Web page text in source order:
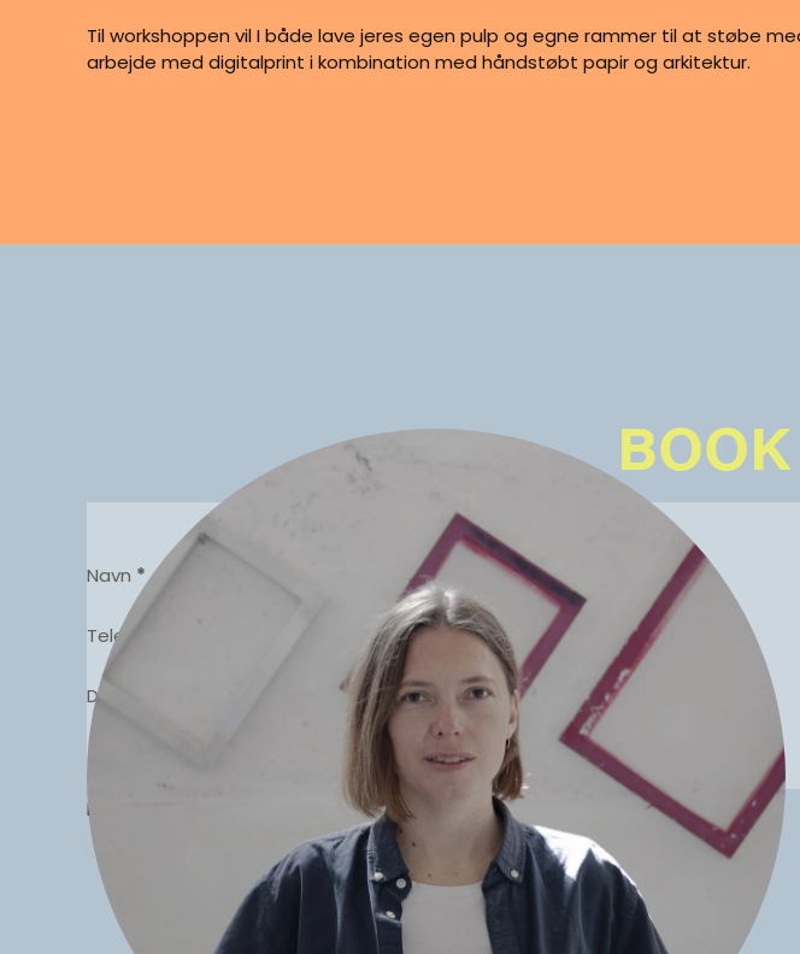
Til workshoppen vil I både lave jeres egen pulp og egne rammer til at støbe
arbejde med digitalprint i kombination med håndstøbt papir og arkitektur.
Navn *
Telefon
Dato
Besked Sendforespørgelse